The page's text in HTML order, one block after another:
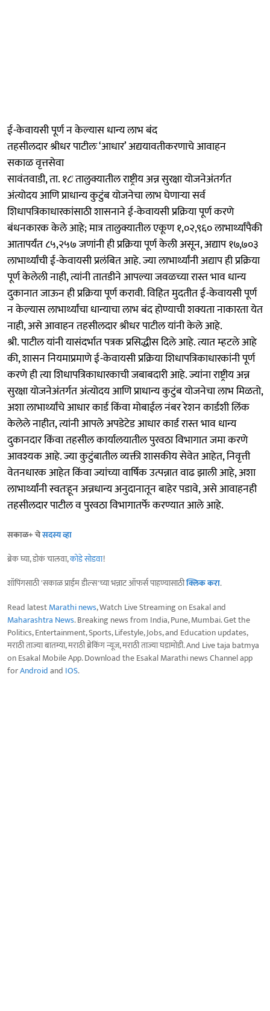
ई-केवायसी पूर्ण न केल्यास धान्य लाभ बंद
तहसीलदार श्रीधर पाटीलः ‘आधार’ अद्ययावतीकरणाचे आवाहन
सकाळ वृत्तसेवा
सावंतवाडी, ता. १८ः तालुक्यातील राष्ट्रीय अन्न सुरक्षा योजनेअंतर्गत
अंत्योदय आणि प्राधान्य कुटुंब योजनेचा लाभ घेणाऱ्या सर्व
शिधापत्रिकाधारकांसाठी शासनाने ई-केवायसी प्रक्रिया पूर्ण करणे
बंधनकारक केले आहे; मात्र तालुक्यातील एकूण १,०२,९६० लाभार्थ्यांपैकी
आतापर्यंत ८५,२५७ जणांनी ही प्रक्रिया पूर्ण केली असून, अद्याप १७,७०३
लाभार्थ्यांची ई-केवायसी प्रलंबित आहे. ज्या लाभार्थ्यांनी अद्याप ही प्रक्रिया
पूर्ण केलेली नाही, त्यांनी तातडीने आपल्या जवळच्या रास्त भाव धान्य
दुकानात जाऊन ही प्रक्रिया पूर्ण करावी. ​विहित मुदतीत ई-केवायसी पूर्ण
न केल्यास लाभार्थ्यांचा धान्याचा लाभ बंद होण्याची शक्यता नाकारता येत
नाही, असे आवाहन तहसीलदार श्रीधर पाटील यांनी केले आहे.
श्री. पाटील यांनी यासंदर्भात पत्रक प्रसिद्धीस दिले आहे. त्यात म्हटले आहे
की, शासन नियमाप्रमाणे ई-केवायसी प्रक्रिया शिधापत्रिकाधारकांनी पूर्ण
करणे ही त्या शिधापत्रिकाधारकाची जबाबदारी आहे. ज्यांना राष्ट्रीय अन्न
सुरक्षा योजनेअंतर्गत अंत्योदय आणि प्राधान्य कुटुंब योजनेचा लाभ मिळतो,
अशा लाभार्थ्यांचे आधार कार्ड किंवा मोबाईल नंबर रेशन कार्डशी लिंक
केलेले नाहीत, त्यांनी आपले अपडेटेड आधार कार्ड रास्त भाव धान्य
दुकानदार किंवा तहसील कार्यालयातील पुरवठा विभागात जमा करणे
आवश्यक आहे. ज्या कुटुंबातील व्यक्ती शासकीय सेवेत आहेत, निवृत्ती
वेतनधारक आहेत किंवा ज्यांच्या वार्षिक उत्पन्नात वाढ झाली आहे, अशा
लाभार्थ्यांनी स्वतःहून अन्नधान्य अनुदानातून बाहेर पडावे, असे आवाहनही
तहसीलदार पाटील व पुरवठा विभागातर्फे करण्यात आले आहे.
सकाळ+ चेसदस्य व्हा
ब्रेक घ्या, डोकं चालवा,कोडे सोडवा!
शॉपिंगसाठी 'सकाळ प्राईम डील्स'च्या भन्नाट ऑफर्स पाहण्यासाठीक्लिक करा.
Read latestMarathi news, Watch Live Streaming on Esakal and
Maharashtra News. Breaking news from India, Pune, Mumbai. Get the
Politics, Entertainment, Sports, Lifestyle, Jobs, and Education updates,
मराठी ताज्या बातम्या, मराठी ब्रेकिंग न्यूज, मराठी ताज्या घडामोडी. And Live taja batmya
on Esakal Mobile App. Download the Esakal Marathi news Channel app
forAndroidand IOS.